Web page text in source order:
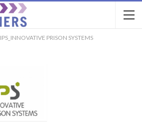
IPS_INNOVATIVE PRISON SYSTEMS